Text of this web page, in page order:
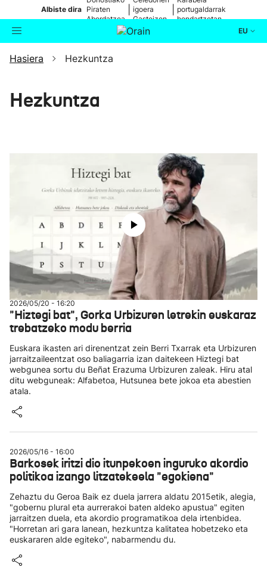
Albiste dira Piraten
Abordatzea
igoera
Gasteizen
portugaldarrak
hondartzetan
EU
Bilatzailea
Ikusmiran
Eguraldia
Hasiera Hezkuntza
Hezkuntza
2026/05/20 - 16:20
"Hiztegi bat", Gorka Urbizuren letrekin euskaraz
trebatzeko modu berria
Euskara ikasten ari direnentzat zein Berri Txarrak eta Urbizuren
jarraitzaileentzat oso baliagarria izan daitekeen Hiztegi bat
webgunea sortu du Beñat Erazuma Urbizuren zaleak. Hiru atal
ditu webguneak: Alfabetoa, Hutsunea bete jokoa eta abestien
atala.
2026/05/16 - 16:00
Barkosek iritzi dio itunpekoen inguruko akordio
politikoa izango litzatekeela "egokiena"
Zehaztu du Geroa Baik ez duela jarrera aldatu 2015etik, alegia,
"gobernu plural eta aurrerakoi baten aldeko apustua" egiten
jarraitzen duela, eta akordio programatikoa dela irtenbidea.
"Horretan ari gara lanean, hezkuntza kalitatea hobetzeko eta
euskararen alde egiteko", nabarmendu du.